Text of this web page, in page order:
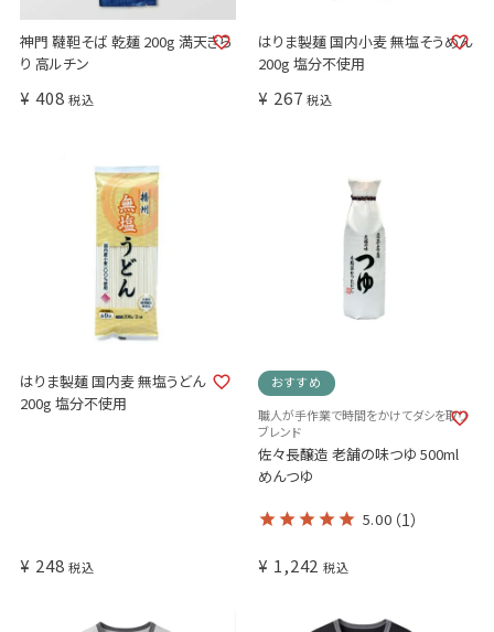
神門 韃靼そば 乾麺 200g 満天きら
り 高ルチン
¥ 408 税込
はりま製麺 国内小麦 無塩そうめん
200g 塩分不使用
¥ 267 税込
はりま製麺 国内麦 無塩うどん
200g 塩分不使用
¥ 248 税込
おすすめ
職人が手作業で時間をかけてダシを取り
ブレンド
佐々長醸造 老舗の味つゆ 500ml
めんつゆ
5.00 （1）
¥ 1,242 税込